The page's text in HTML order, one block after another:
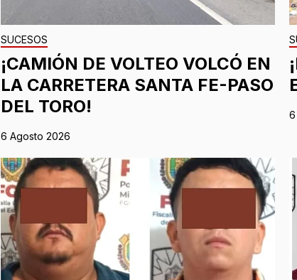
SUCESOS
¡CAMIÓN DE VOLTEO VOLCÓ EN
LA CARRETERA SANTA FE-PASO
DEL TORO!
6 Agosto 2026